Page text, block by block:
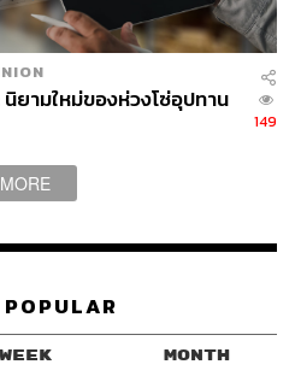
ยึดหลักความปลอดภัย ใน
นเหยื่อในโลกออนไลน์ ไม่ว่าจะ
พ หรือสแกมเมอร์ ในอนาคต
บโตมาด้วยการ ‘ระวังภัย
ข้าถึงโลกออนไลน์มากขึ้น
ดภัยและความเป็นส่วนตัวจาก
ากพ่อแม่ Gen ก่อนๆ
ปลงอย่างรวดเร็วเมื่อเข้าสู่ยุค
ยามใหม่ของห่วงโซ่อุปทาน
149
MORE
WEEK MONTH